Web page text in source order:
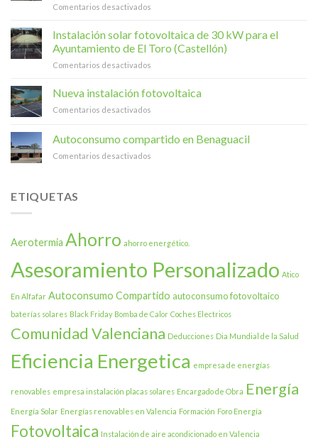
la
energía
solares
el
Comentarios desactivados
Ahorro
Energético
Realidad
Hogar
Instalación solar fotovoltaica de 30 kW para el
Ayuntamiento de El Toro (Castellón)
Comentarios desactivados
solar
fotovoltaica
kW
Nueva instalación fotovoltaica
Comentarios desactivados
fotovoltaica
Autoconsumo compartido en Benaguacil
Comentarios desactivados
ETIQUETAS
Aerotermia Ahorro ahorro energético.
Asesoramiento Personalizado Atico
En Alfafar Autoconsumo Compartido autoconsumo fotovoltaico
baterías solares Black Friday Bomba de Calor Coches Electricos
Comunidad Valenciana Deducciones Dia Mundial de la Salud
Eficiencia Energetica empresa de energías
renovables empresa instalación placas solares Encargado de Obra Energía
Energía Solar Energías renovables en Valencia Formación Foro Energía
Fotovoltaica Instalación de aire acondicionado en Valencia